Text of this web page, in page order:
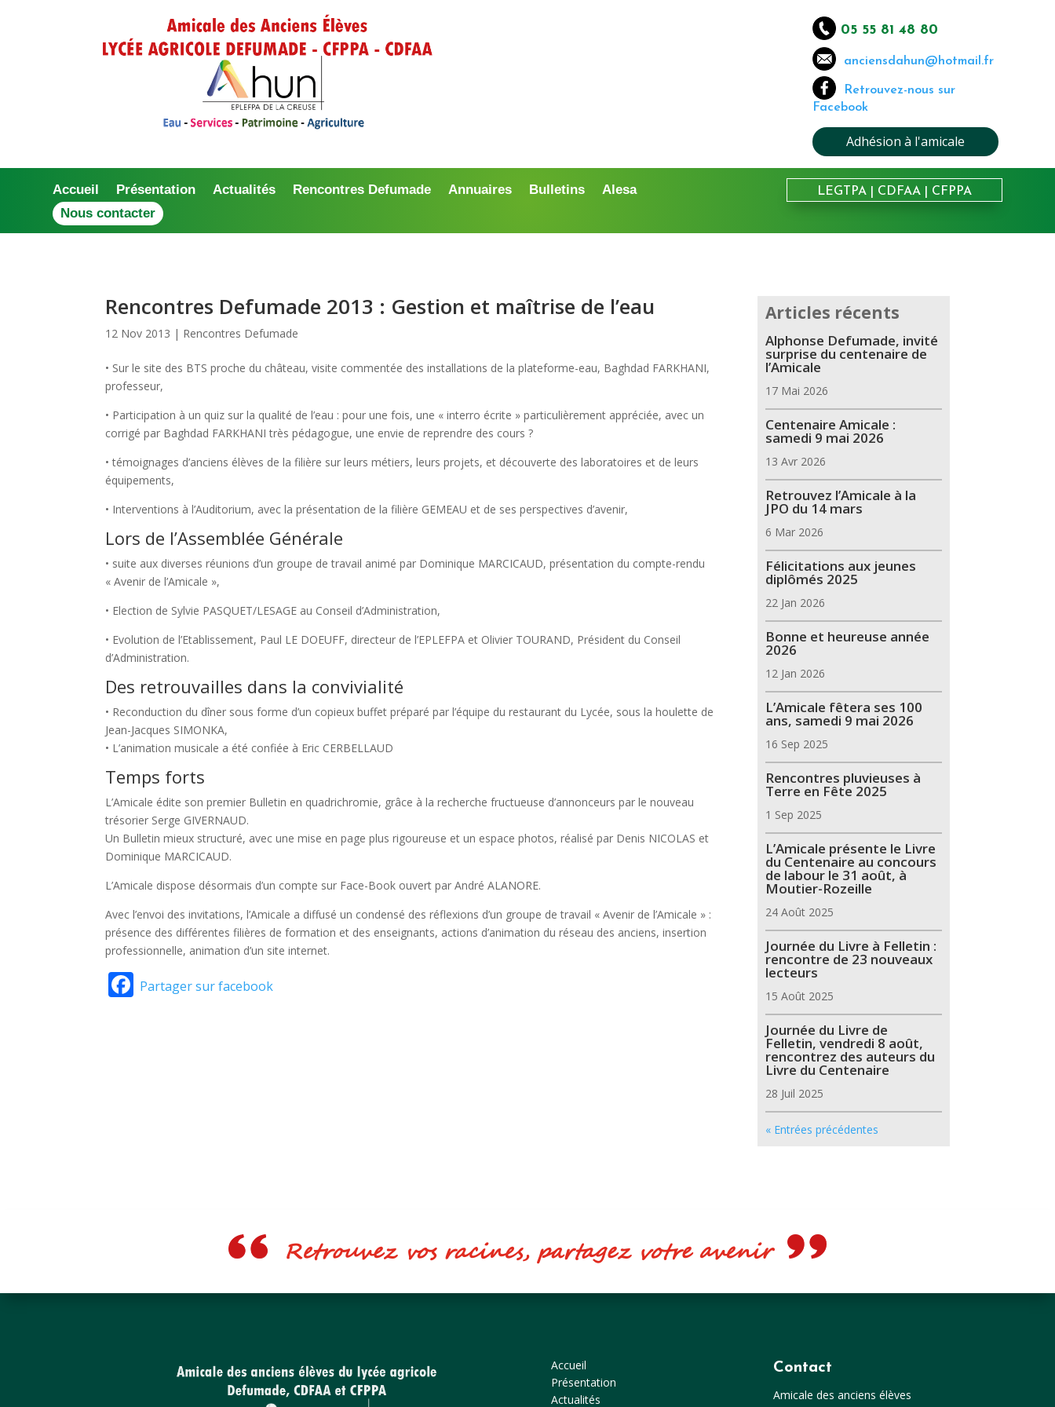
05 55 81 48 80
anciensdahun@hotmail.fr
Retrouvez-nous sur
Facebook
Adhésion à l'amicale
Accueil Présentation Actualités Rencontres Defumade Annuaires Bulletins
Alesa
Nous contacter
LEGTPA| CDFAA| CFPPA
Rencontres Defumade 2013 : Gestion et maîtrise de l’eau
12 Nov 2013 | Rencontres Defumade
• Sur le site des BTS proche du château, visite commentée des installations de la plateforme-eau, Baghdad FARKHANI,
professeur,
• Participation à un quiz sur la qualité de l’eau : pour une fois, une « interro écrite » particulièrement appréciée, avec un
corrigé par Baghdad FARKHANI très pédagogue, une envie de reprendre des cours ?
• témoignages d’anciens élèves de la filière sur leurs métiers, leurs projets, et découverte des laboratoires et de leurs
équipements,
• Interventions à l’Auditorium, avec la présentation de la filière GEMEAU et de ses perspectives d’avenir,
Lors de l’Assemblée Générale
• suite aux diverses réunions d’un groupe de travail animé par Dominique MARCICAUD, présentation du compte-rendu
« Avenir de l’Amicale »,
• Election de Sylvie PASQUET/LESAGE au Conseil d’Administration,
• Evolution de l’Etablissement, Paul LE DOEUFF, directeur de l’EPLEFPA et Olivier TOURAND, Président du Conseil
d’Administration.
Des retrouvailles dans la convivialité
• Reconduction du dîner sous forme d’un copieux buffet préparé par l’équipe du restaurant du Lycée, sous la houlette de
Jean-Jacques SIMONKA,
• L’animation musicale a été confiée à Eric CERBELLAUD
Temps forts
L’Amicale édite son premier Bulletin en quadrichromie, grâce à la recherche fructueuse d’annonceurs par le nouveau
trésorier Serge GIVERNAUD.
Un Bulletin mieux structuré, avec une mise en page plus rigoureuse et un espace photos, réalisé par Denis NICOLAS et
Dominique MARCICAUD.
L’Amicale dispose désormais d’un compte sur Face-Book ouvert par André ALANORE.
Avec l’envoi des invitations, l’Amicale a diffusé un condensé des réflexions d’un groupe de travail « Avenir de l’Amicale » :
présence des différentes filières de formation et des enseignants, actions d’animation du réseau des anciens, insertion
professionnelle, animation d’un site internet.
Facebook
Partager sur facebook
Articles récents
Alphonse Defumade, invité
surprise du centenaire de
l’Amicale
17 Mai 2026
Centenaire Amicale :
samedi 9 mai 2026
13 Avr 2026
Retrouvez l’Amicale à la
JPO du 14 mars
6 Mar 2026
Félicitations aux jeunes
diplômés 2025
22 Jan 2026
Bonne et heureuse année
2026
12 Jan 2026
L’Amicale fêtera ses 100
ans, samedi 9 mai 2026
16 Sep 2025
Rencontres pluvieuses à
Terre en Fête 2025
1 Sep 2025
L’Amicale présente le Livre
du Centenaire au concours
de labour le 31 août, à
Moutier-Rozeille
24 Août 2025
Journée du Livre à Felletin :
rencontre de 23 nouveaux
lecteurs
15 Août 2025
Journée du Livre de
Felletin, vendredi 8 août,
rencontrez des auteurs du
Livre du Centenaire
28 Juil 2025
« Entrées précédentes
Retrouvez vos racines, partagez votre avenir
Accueil
Présentation
Actualités
Contact
Amicale des anciens élèves